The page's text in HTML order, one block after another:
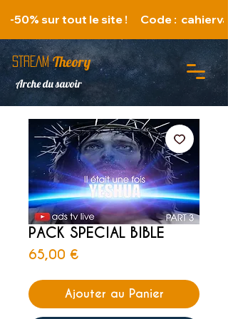
-50% sur tout le site !      Code :
STREAM Theory
Arche du savoir
PACK SPECIAL BIBLE
65,00 €
Ajouter au Panier